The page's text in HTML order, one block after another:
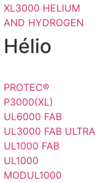
XL3000 HELIUM
AND HYDROGEN
Hélio
PROTEC®
P3000(XL)
UL6000 FAB
UL3000 FAB ULTRA
UL1000 FAB
UL1000
MODUL1000